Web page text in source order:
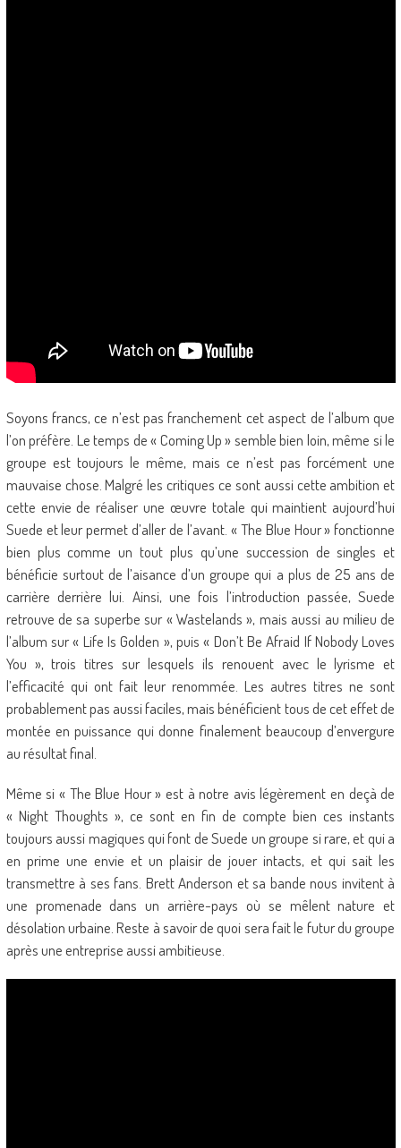
Soyons francs, ce n’est pas franchement cet aspect de l’album que
l’on préfère. Le temps de « Coming Up » semble bien loin, même si le
groupe est toujours le même, mais ce n’est pas forcément une
mauvaise chose. Malgré les critiques ce sont aussi cette ambition et
cette envie de réaliser une œuvre totale qui maintient aujourd’hui
Suede et leur permet d’aller de l’avant. « The Blue Hour » fonctionne
bien plus comme un tout plus qu’une succession de singles et
bénéficie surtout de l’aisance d’un groupe qui a plus de 25 ans de
carrière derrière lui. Ainsi, une fois l’introduction passée, Suede
retrouve de sa superbe sur « Wastelands », mais aussi au milieu de
l’album sur « Life Is Golden », puis « Don’t Be Afraid If Nobody Loves
You », trois titres sur lesquels ils renouent avec le lyrisme et
l’efficacité qui ont fait leur renommée. Les autres titres ne sont
probablement pas aussi faciles, mais bénéficient tous de cet effet de
montée en puissance qui donne finalement beaucoup d’envergure
au résultat final.
Même si « The Blue Hour » est à notre avis légèrement en deçà de
« Night Thoughts », ce sont en fin de compte bien ces instants
toujours aussi magiques qui font de Suede un groupe si rare, et qui a
en prime une envie et un plaisir de jouer intacts, et qui sait les
transmettre à ses fans. Brett Anderson et sa bande nous invitent à
une promenade dans un arrière-pays où se mêlent nature et
désolation urbaine. Reste à savoir de quoi sera fait le futur du groupe
après une entreprise aussi ambitieuse.